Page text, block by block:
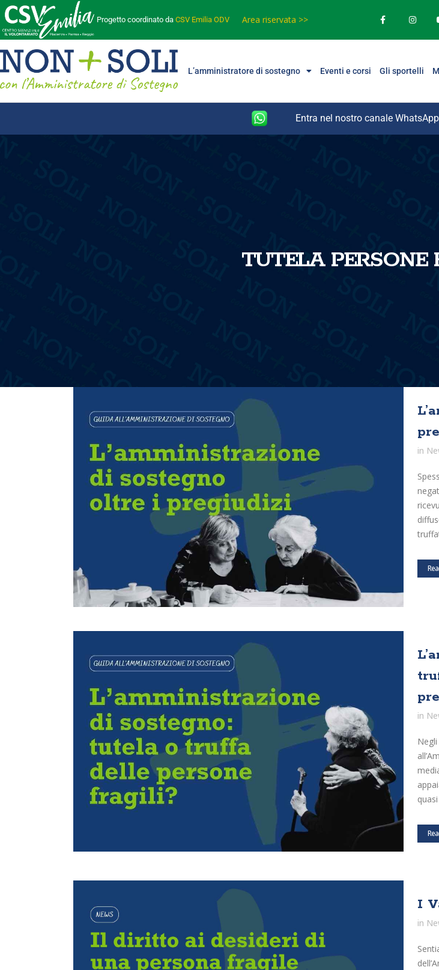
Progetto coordinato da CSV Emilia ODV Area riservata >>
L’amministratore di sostegno Eventi e corsi Gli sportelli
Entra nel nostro canale
TUTELA PERSONE
in
in
I
in